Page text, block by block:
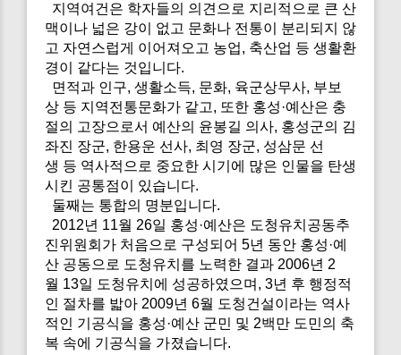
지역여건은 학자들의 의견으로 지리적으로 큰 산
맥이나 넓은 강이 없고 문화나 전통이 분리되지 않
고 자연스럽게 이어져오고 농업, 축산업 등 생활환
경이 같다는 것입니다.
면적과 인구, 생활소득, 문화, 육군상무사, 부보
상 등 지역전통문화가 같고, 또한 홍성·예산은 충
절의 고장으로서 예산의 윤봉길 의사, 홍성군의 김
좌진 장군, 한용운 선사, 최영 장군, 성삼문 선
생 등 역사적으로 중요한 시기에 많은 인물을 탄생
시킨 공통점이 있습니다.
둘째는 통합의 명분입니다.
2012년 11월 26일 홍성·예산은 도청유치공동추
진위원회가 처음으로 구성되어 5년 동안 홍성·예
산 공동으로 도청유치를 노력한 결과 2006년 2
월 13일 도청유치에 성공하였으며, 3년 후 행정적
인 절차를 밟아 2009년 6월 도청건설이라는 역사
적인 기공식을 홍성·예산 군민 및 2백만 도민의 축
복 속에 기공식을 가졌습니다.